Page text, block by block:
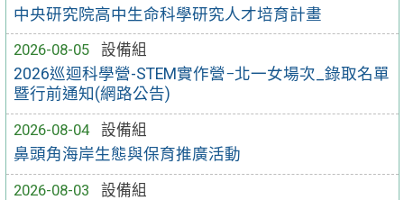
中央研究院高中生命科學研究人才培育計畫
2026-08-05
設備組
2026巡迴科學營-STEM實作營−北一女場次_錄取名單
暨行前通知(網路公告)
2026-08-04
設備組
鼻頭角海岸生態與保育推廣活動
2026-08-03
設備組